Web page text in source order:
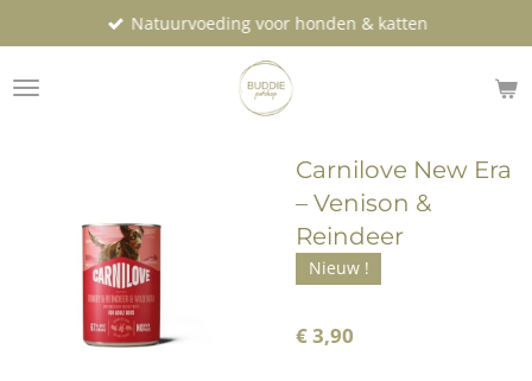
naar
Natuurvoeding voor honden & katten
Carnilove New Era
– Venison &
Reindeer
Nieuw !
€ 3,90